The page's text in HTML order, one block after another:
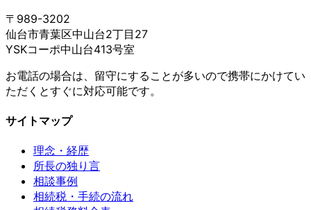
〒989-3202
仙台市青葉区中山台2丁目27
YSKコーポ中山台413号室
お電話の場合は、留守にすることが多いので携帯にかけてい
ただくとすぐに対応可能です。
サイトマップ
理念・経歴
所長の独り言
相談事例
相続税・手続の流れ